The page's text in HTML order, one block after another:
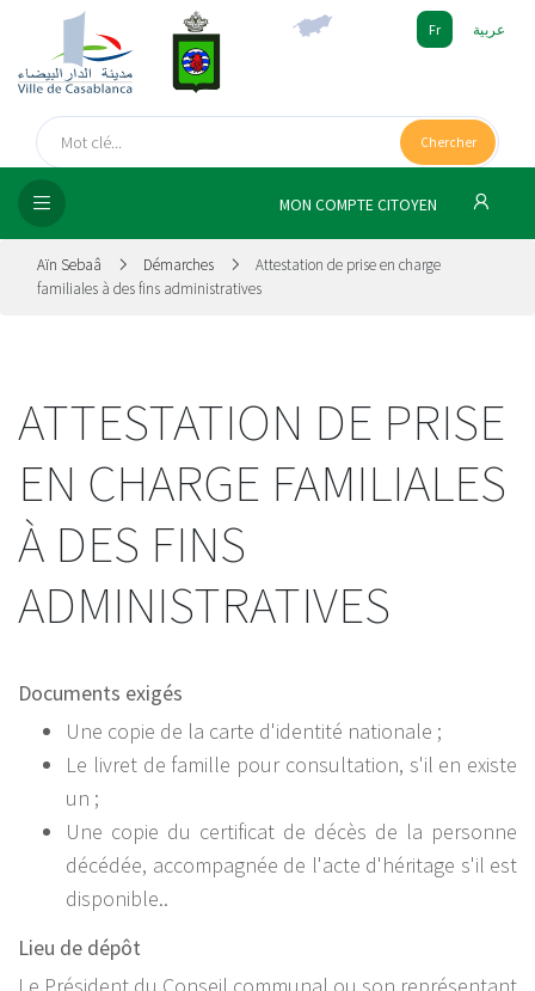
Fr عربية
Chercher
MON COMPTE CITOYEN
Aïn Sebaâ Démarches
Attestation de prise en charge
familiales à des fins administratives
ATTESTATION DE PRISE
EN CHARGE FAMILIALES
À DES FINS
ADMINISTRATIVES
Documents exigés
Une copie de la carte d'identité nationale ;
Le livret de famille pour consultation, s'il en existe
un ;
Une copie du certificat de décès de la personne
décédée, accompagnée de l'acte d'héritage s'il est
disponible..
Lieu de dépôt